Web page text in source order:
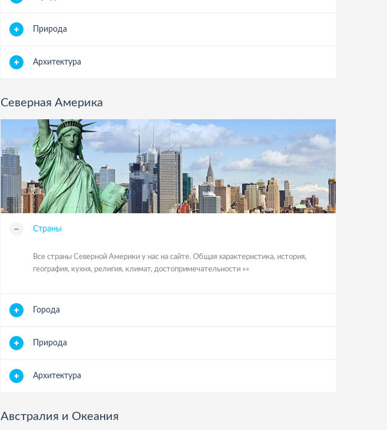
Природа
Архитектура
Северная Америка
Страны
Все страны Северной Америки у нас на сайте. Общая характеристика, история,
география, кухня, религия, климат, достопримечательности »»
Города
Природа
Архитектура
Австралия и Океания